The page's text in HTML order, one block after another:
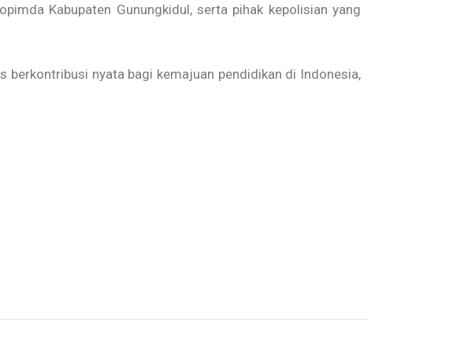
Kabupaten Gunungkidul, serta pihak kepolisian yang
berkontribusi nyata bagi kemajuan pendidikan di Indonesia,